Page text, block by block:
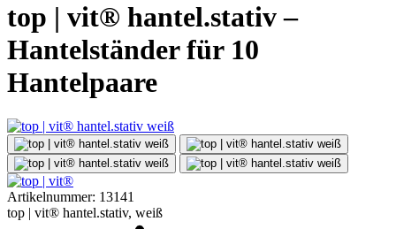
top | vit® hantel.stativ –
Hantelständer für 10
Hantelpaare
Artikelnummer: 13141
top | vit® hantel.stativ, weiß